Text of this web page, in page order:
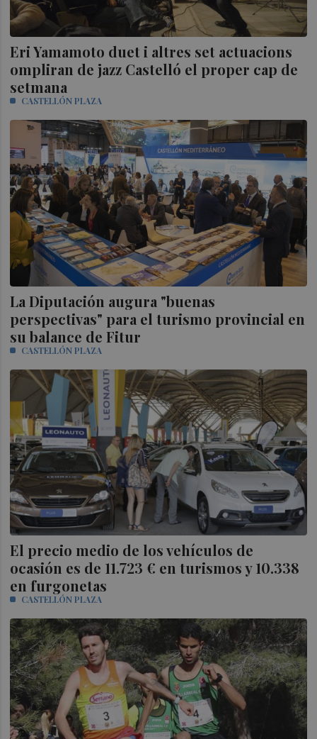
Eri Yamamoto duet i altres set actuacions
ompliran de jazz Castelló el proper cap de
setmana
CASTELLÓN PLAZA
La Diputación augura "buenas
perspectivas" para el turismo provincial en
su balance de Fitur
CASTELLÓN PLAZA
El precio medio de los vehículos de
ocasión es de 11.723 € en turismos y 10.338
en furgonetas
CASTELLÓN PLAZA